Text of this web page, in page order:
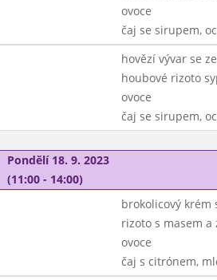
ovoce
čaj se sirupem,
hovězí vývar se
houbové rizoto
ovoce
čaj se sirupem,
Pondělí 18. 9. 2023
(11:00 - 14:00)
brokolicový krém
rizoto s masem a
ovoce
čaj s citrónem,